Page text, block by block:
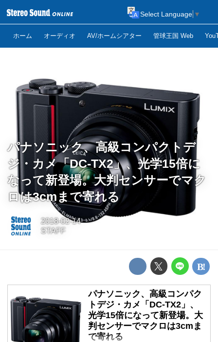
ホーム オーディオ AV/ホームシアター 管球王国 Web
Select Language ▼
パナソニック、高級コンパクトデ
ジ・カメ「DC-TX2」、光学15倍に
なって新登場。大判センサーでマク
ロは3cmまで寄れる
2018-02-14
STAFF
パナソニック、高級コンパク
トデジ・カメ「DC-TX2」、
光学15倍になって新登場。大
判センサーでマクロは3cmま
で寄れる